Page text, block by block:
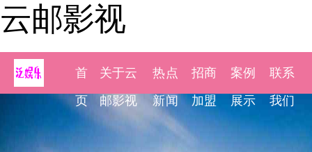
云邮影视
首
页
关于云
邮影视
热点
新闻
招商
加盟
案例
展示
联系
我们